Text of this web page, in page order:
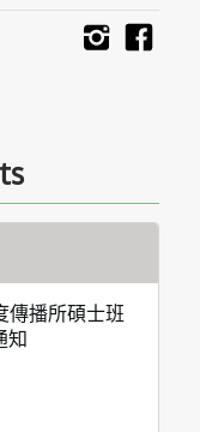
傳播所碩士班
知